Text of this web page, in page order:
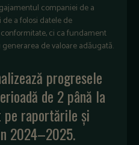
companiei de a
a folosi datele de
ci ca fundament
de valoare adăugată.
progresele
de 2 până la
pe raportările și
2024–2025.